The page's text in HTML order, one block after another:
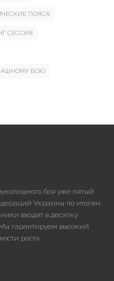
ПОЯСА
СЕССИЯ
БОЮ
боя уже пятый
Украины по итогам
входят в десятку
гарантируем высокий
роста.